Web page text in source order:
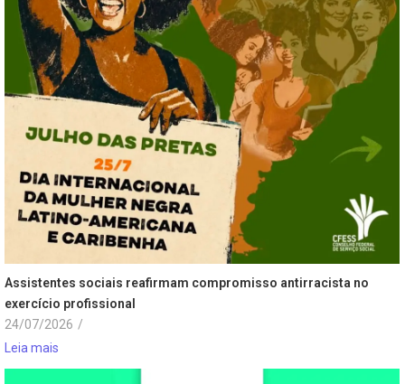
Assistentes sociais reafirmam compromisso antirracista no
exercício profissional
24/07/2026 /
Leia mais